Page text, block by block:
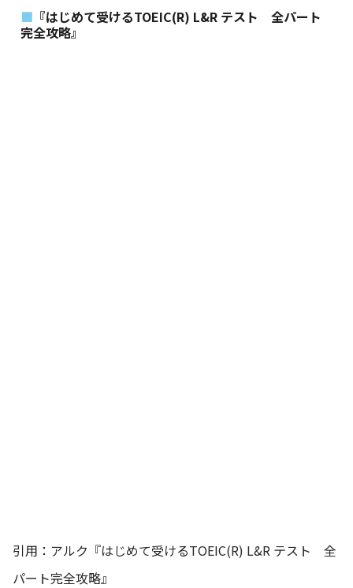
『はじめて受けるTOEIC(R) L&R テスト 全パート
完全攻略』
引用： アルク『はじめて受けるTOEIC(R) L&R テスト 全
パート完全攻略』